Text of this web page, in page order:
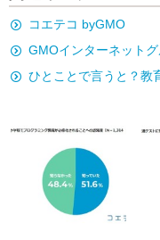
コエテコ byGMO
GMOインターネット
ひとことで言うと？教